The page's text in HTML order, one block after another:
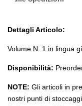
Dettagli Articolo:
Volume N. 1 in lingua
Disponibilità:
NOTE: Gli articoli in
nostri punti di